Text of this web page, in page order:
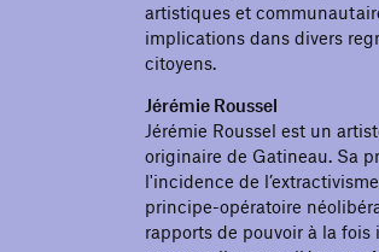
artistiques et
implications dans divers
citoyens.
Jérémie Roussel
Jérémie Roussel est un
originaire de Gatineau. Sa
l'incidence de
principe-opératoire
rapports de pouvoir à la